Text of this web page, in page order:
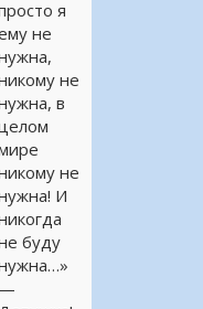
я
не
не
в
не
И
буду
—